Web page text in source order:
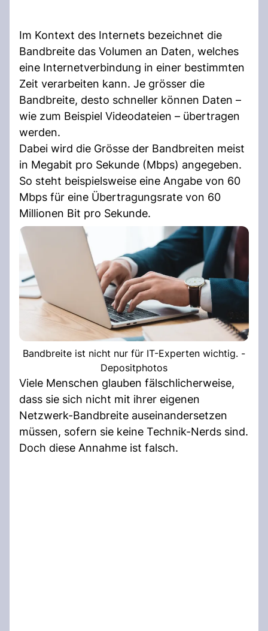
Im Kontext des Internets bezeichnet die
Bandbreite das Volumen an Daten, welches
eine Internetverbindung in einer bestimmten
Zeit verarbeiten kann. Je grösser die
Bandbreite, desto schneller können Daten –
wie zum Beispiel Videodateien – übertragen
werden.
Dabei wird die Grösse der Bandbreiten meist
in Megabit pro Sekunde (Mbps) angegeben.
So steht beispielsweise eine Angabe von 60
Mbps für eine Übertragungsrate von 60
Millionen Bit pro Sekunde.
Bandbreite ist nicht nur für IT-Experten wichtig. -
Depositphotos
Viele Menschen glauben fälschlicherweise,
dass sie sich nicht mit ihrer eigenen
Netzwerk-Bandbreite auseinandersetzen
müssen, sofern sie keine Technik-Nerds sind.
Doch diese Annahme ist falsch.